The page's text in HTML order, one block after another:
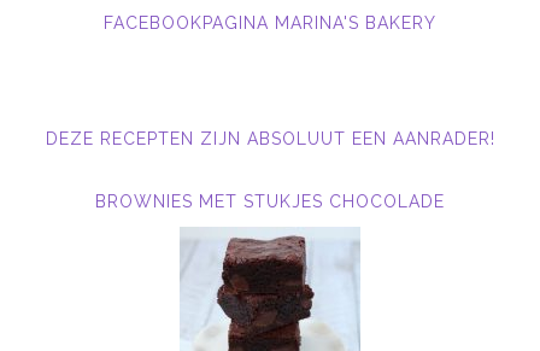
FACEBOOKPAGINA MARINA'S BAKERY
DEZE RECEPTEN ZIJN ABSOLUUT EEN AANRADER!
BROWNIES MET STUKJES CHOCOLADE